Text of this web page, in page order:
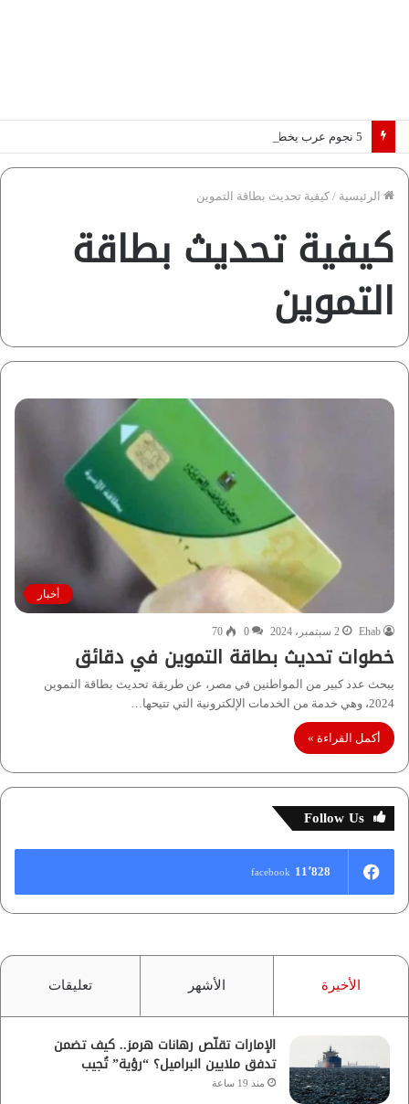
الرئيسية / كيفية تحديث بطاقة التموين
كيفية تحديث بطاقة
التموين
أخبار
Ehab 2 سبتمبر، 2024 0
70
خطوات تحديث بطاقة التموين في دقائق
يبحث عدد كبير من المواطنين في مصر، عن طريقة تحديث بطاقة التموين
2024، وهي خدمة من الخدمات الإلكترونية التي تتيحها…
أكمل القراءة »
Follow Us
11٬828 facebook
الأخيرة الأشهر تعليقات
الإمارات تقلّص رهانات هرمز.. كيف تضمن
تدفق ملايين البراميل؟ “رؤية” تُجيب
منذ 19 ساعة